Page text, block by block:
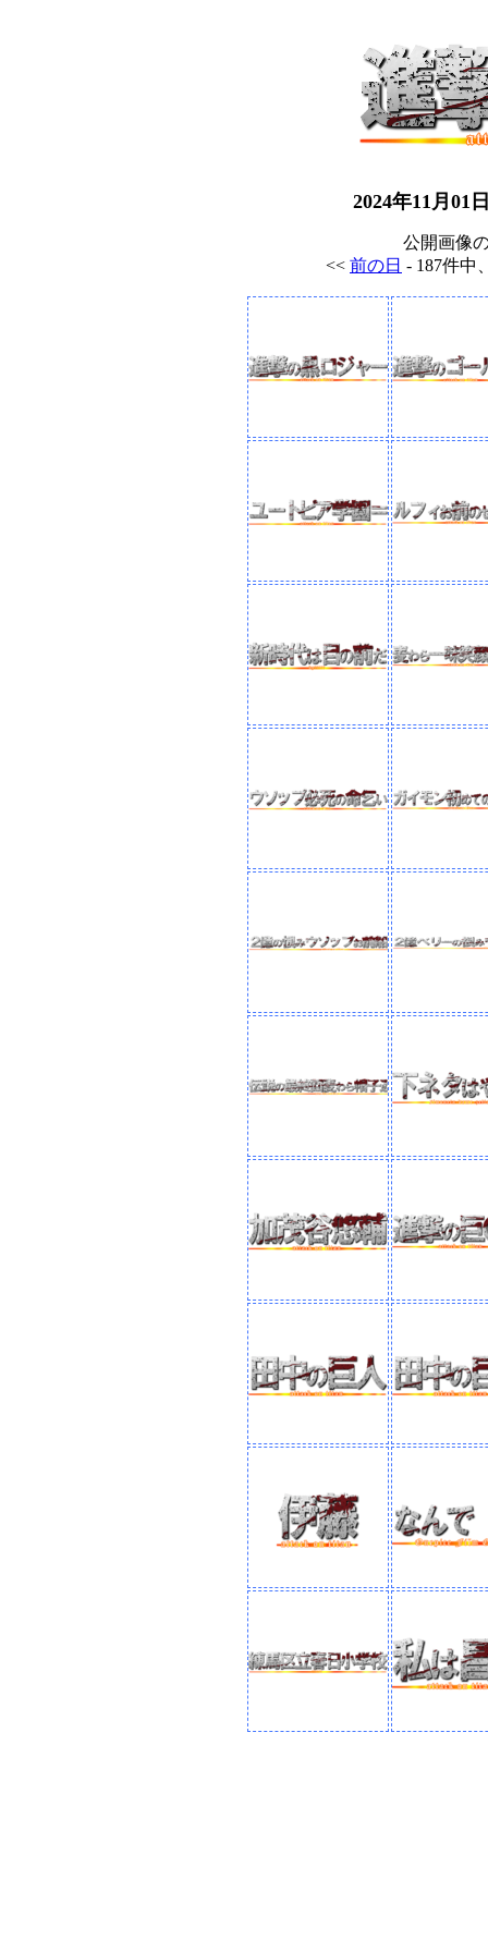
2024年11月01
公開画像
<< 前の日 - 187件中